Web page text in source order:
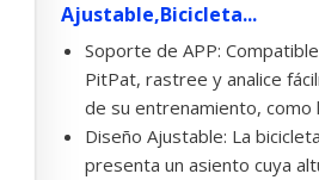
Ajustable,Bicicleta...
Soporte de APP:
PitPat, rastree y analice
de su entrenamiento, como
Diseño Ajustable: La
presenta un asiento cuya